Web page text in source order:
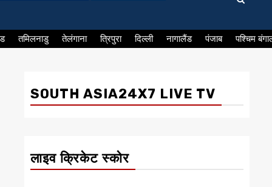
तमिलनाडु तेलंगाना त्रिपुरा दिल्ली नागालैंड पंजाब पश्चिम
SOUTH ASIA24X7 LIVE TV
लाइव क्रिकेट स्कोर